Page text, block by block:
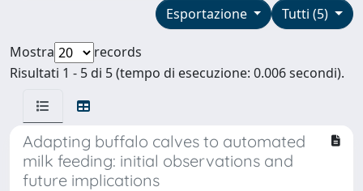
Tutti (5)
Esportazione
Mostra
records
Risultati 1 - 5 di 5 (tempo di esecuzione: 0.006 secondi).
Adapting buffalo calves to automated
milk feeding: initial observations and
future implications